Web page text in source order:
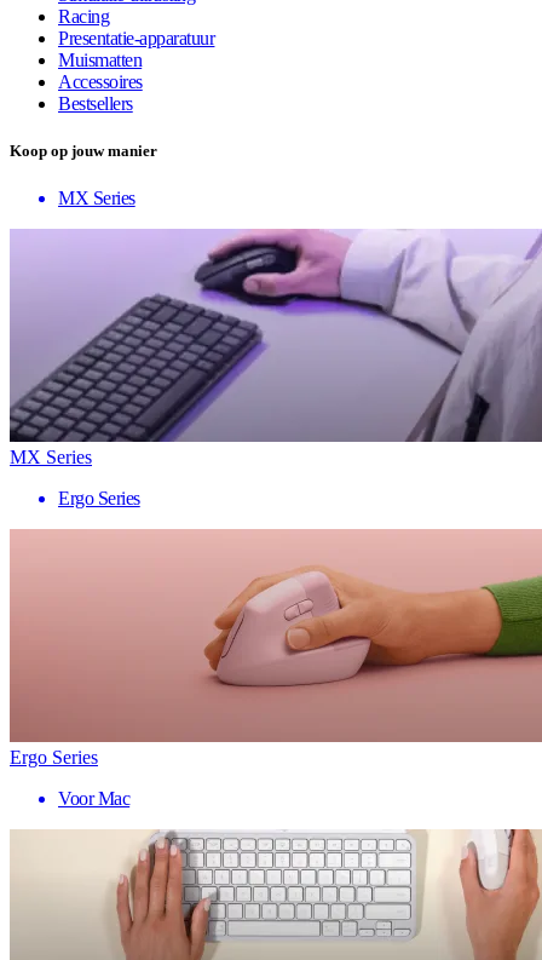
Racing
Presentatie-apparatuur
Muismatten
Accessoires
Bestsellers
Koop op jouw manier
MX Series
MX Series
Ergo Series
Ergo Series
Voor Mac